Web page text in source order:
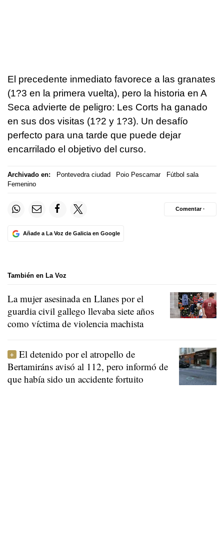
El precedente inmediato favorece a las granates
(1?3 en la primera vuelta), pero la historia en A
Seca advierte de peligro: Les Corts ha ganado
en sus dos visitas (1?2 y 1?3). Un desafío
perfecto para una tarde que puede dejar
encarrilado el objetivo del curso.
Archivado en: Pontevedra ciudad Poio Pescamar
Fútbol sala
Femenino
Añade a La Voz de Galicia en Google
Comentar ·
También en La Voz
La mujer asesinada en Llanes por el
guardia civil gallego llevaba siete años
como víctima de violencia machista
El detenido por el atropello de
Bertamiráns avisó al 112, pero informó de
que había sido un accidente fortuito